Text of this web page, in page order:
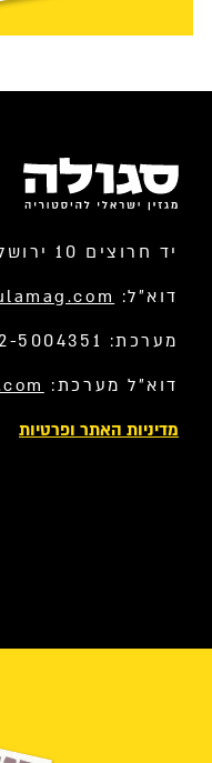
יד חרוצים 10 ירושלים 9342148
דוא”ל:
מערכת: 02-5004351
דוא”ל מערכת:
מדיניות האתר ופרטיות